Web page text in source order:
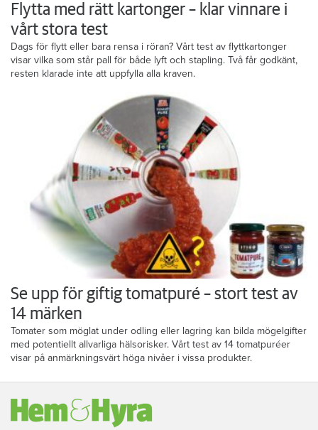
Flytta med rätt kartonger – klar vinnare i
vårt stora test
Dags för flytt eller bara rensa i röran? Vårt test av flyttkartonger
visar vilka som står pall för både lyft och stapling. Två får godkänt,
resten klarade inte att uppfylla alla kraven.
Se upp för giftig tomatpuré – stort test av
14 märken
Tomater som möglat under odling eller lagring kan bilda mögelgifter
med potentiellt allvarliga hälsorisker. Vårt test av 14 tomatpuréer
visar på anmärkningsvärt höga nivåer i vissa produkter.